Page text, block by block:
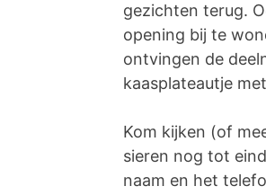
gezichten terug.
opening bij te
ontvingen de
kaasplateautje
Kom kijken (of
sieren nog tot
naam en het